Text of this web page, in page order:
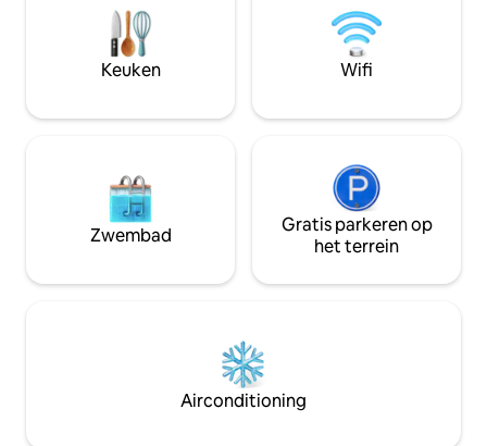
panoramisch uitzicht of kom gewoon tot
rust. Onze boerderij belooft een unieke
en onvergetelijke ervaring te midden
van de schoonheid van de bergen.
naar een
omgeving. Je
droomvakantie
Keuken Wifi
Zwembad
Gratis parkeren op
het terrein
Airconditioning